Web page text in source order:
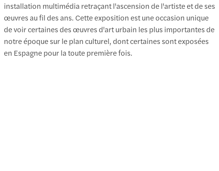
installation multimédia retraçant l'ascension de l'artiste et de ses
œuvres au fil des ans. Cette exposition est une occasion unique
de voir certaines des œuvres d'art urbain les plus importantes de
notre époque sur le plan culturel, dont certaines sont exposées
en Espagne pour la toute première fois.